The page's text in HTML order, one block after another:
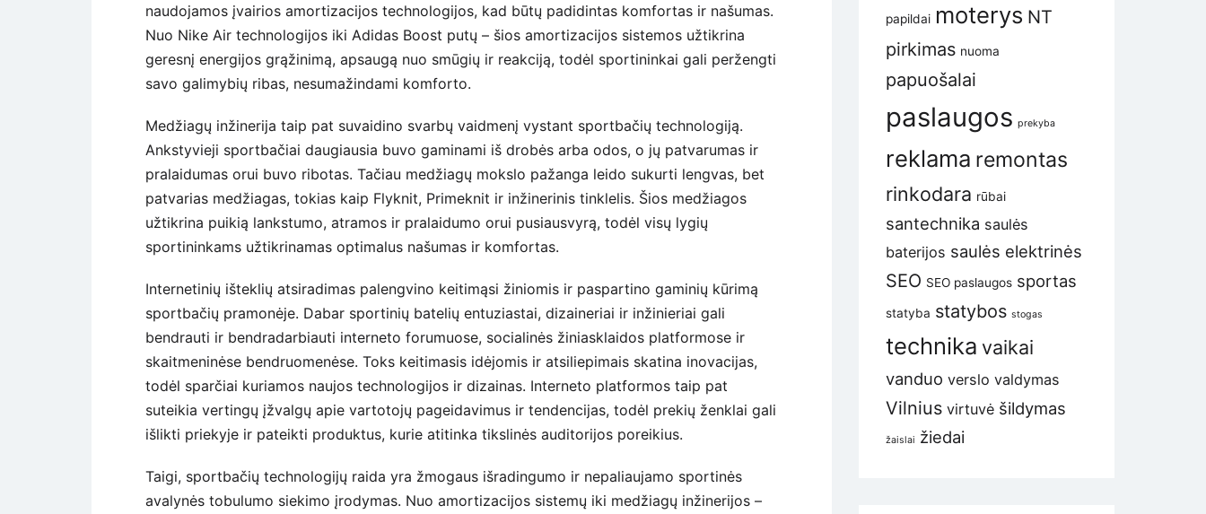
naudojamos įvairios amortizacijos technologijos, kad būtų padidintas komfortas ir našumas.
Nuo Nike Air technologijos iki Adidas Boost putų – šios amortizacijos sistemos užtikrina
geresnį energijos grąžinimą, apsaugą nuo smūgių ir reakciją, todėl sportininkai gali peržengti
savo galimybių ribas, nesumažindami komforto.
Medžiagų inžinerija taip pat suvaidino svarbų vaidmenį vystant sportbačių technologiją.
Ankstyvieji sportbačiai daugiausia buvo gaminami iš drobės arba odos, o jų patvarumas ir
pralaidumas orui buvo ribotas. Tačiau medžiagų mokslo pažanga leido sukurti lengvas, bet
patvarias medžiagas, tokias kaip Flyknit, Primeknit ir inžinerinis tinklelis. Šios medžiagos
užtikrina puikią lankstumo, atramos ir pralaidumo orui pusiausvyrą, todėl visų lygių
sportininkams užtikrinamas optimalus našumas ir komfortas.
Internetinių išteklių atsiradimas palengvino keitimąsi žiniomis ir paspartino gaminių kūrimą
sportbačių pramonėje. Dabar sportinių batelių entuziastai, dizaineriai ir inžinieriai gali
bendrauti ir bendradarbiauti interneto forumuose, socialinės žiniasklaidos platformose ir
skaitmeninėse bendruomenėse. Toks keitimasis idėjomis ir atsiliepimais skatina inovacijas,
todėl sparčiai kuriamos naujos technologijos ir dizainas. Interneto platformos taip pat
suteikia vertingų įžvalgų apie vartotojų pageidavimus ir tendencijas, todėl prekių ženklai gali
išlikti priekyje ir pateikti produktus, kurie atitinka tikslinės auditorijos poreikius.
Taigi, sportbačių technologijų raida yra žmogaus išradingumo ir nepaliaujamo sportinės
avalynės tobulumo siekimo įrodymas. Nuo amortizacijos sistemų iki medžiagų inžinerijos –
papildai moterys NT
pirkimas nuoma
papuošalai
paslaugos prekyba
reklama remontas
rinkodara rūbai
santechnika saulės
baterijos saulės elektrinės
SEO SEO paslaugos sportas
statyba statybos stogas
technika vaikai
vanduo verslo valdymas
Vilnius virtuvė šildymas
žaislai žiedai